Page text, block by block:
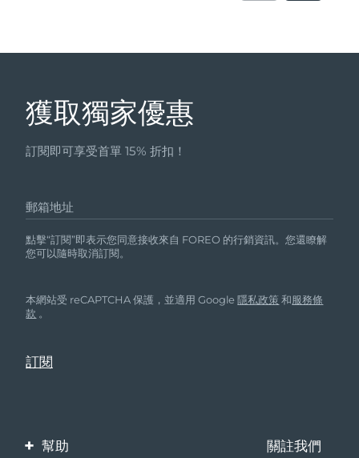
獲取獨家優惠
訂閱即可享受首單 15% 折扣！
郵箱地址
點擊“訂閱”即表示您同意接收來自 FOREO 的行銷資訊。您還瞭解
您可以隨時取消訂閱。
本網站受 reCAPTCHA 保護，並適用 Google隱私政策 和服務條
款 。
幫助 關註我們